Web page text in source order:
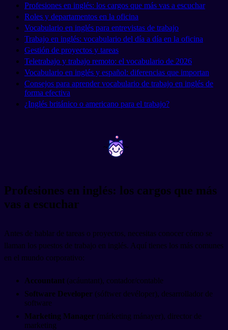
Profesiones en inglés: los cargos que más vas a escuchar
Roles y departamentos en la oficina
Vocabulario en inglés para entrevistas de trabajo
Trabajo en inglés: vocabulario del día a día en la oficina
Gestión de proyectos y tareas
Teletrabajo y trabajo remoto: el vocabulario de 2026
Vocabulario en inglés y español: diferencias que importan
Consejos para aprender vocabulario de trabajo en inglés de
forma efectiva
¿Inglés británico o americano para el trabajo?
~ ~
Profesiones en inglés: los cargos que más
vas a escuchar
Antes de hablar de tareas o proyectos, necesitas conocer cómo se
llaman los puestos de trabajo en inglés. Aquí tienes los más comunes
en el mundo corporativo:
Accountant (acáuntant), contador/contable
Software Developer (sóftwer devéloper), desarrollador de
software
Marketing Manager (márketing mánayer), director de
marketing